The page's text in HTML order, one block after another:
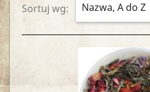
Sortuj wg: Nazwa, A do Z